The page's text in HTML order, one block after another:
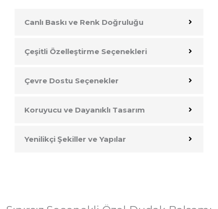
Canlı Baskı ve Renk Doğruluğu
Çeşitli Özelleştirme Seçenekleri
Çevre Dostu Seçenekler
Koruyucu ve Dayanıklı Tasarım
Yenilikçi Şekiller ve Yapılar